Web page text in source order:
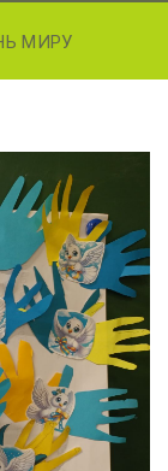
МИРУ